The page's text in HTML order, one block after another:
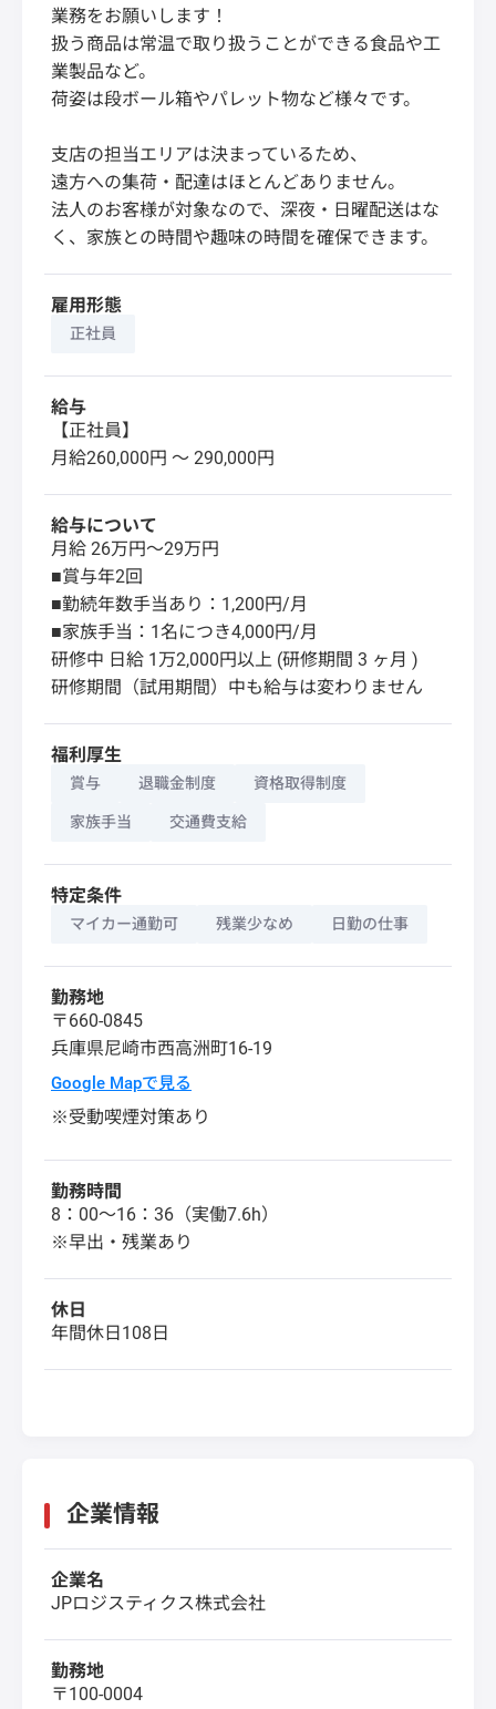
業務をお願いします！
扱う商品は常温で取り扱うことができる食品や工
業製品など。
荷姿は段ボール箱やパレット物など様々です。
支店の担当エリアは決まっているため、
遠方への集荷・配達はほとんどありません。
法人のお客様が対象なので、深夜・日曜配送はな
く、家族との時間や趣味の時間を確保できます。
雇用形態
正社員
給与
【正社員】
月給260,000円 〜 290,000円
給与について
月給 26万円～29万円
■賞与年2回
■勤続年数手当あり：1,200円/月
■家族手当：1名につき4,000円/月
研修中 日給 1万2,000円以上 (研修期間 3 ヶ月 )
研修期間（試用期間）中も給与は変わりません
福利厚生
賞与 退職金制度 資格取得制度
家族手当 交通費支給
特定条件
マイカー通勤可 残業少なめ 日勤の仕事
勤務地
〒660-0845
兵庫県尼崎市西高洲町16-19
Google Mapで見る
※受動喫煙対策あり
勤務時間
8：00～16：36（実働7.6h）
※早出・残業あり
休日
年間休日108日
企業情報
企業名
JPロジスティクス株式会社
勤務地
〒100-0004